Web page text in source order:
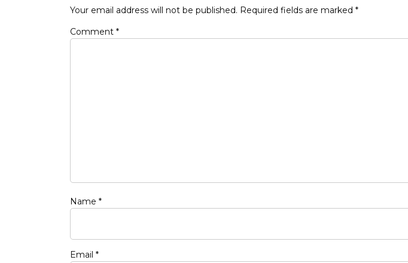
Your email address will not be published. Required fields are marked *
Comment *
Name *
Email *